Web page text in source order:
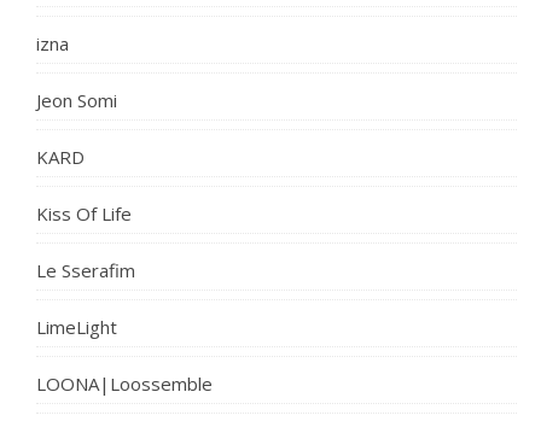
izna
Jeon Somi
KARD
Kiss Of Life
Le Sserafim
LimeLight
LOONA|Loossemble